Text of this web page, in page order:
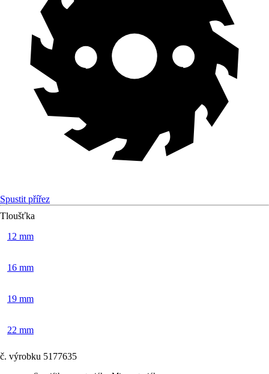
Spustit přířez
Tloušťka
12 mm
16 mm
19 mm
22 mm
č. výrobku 5177635